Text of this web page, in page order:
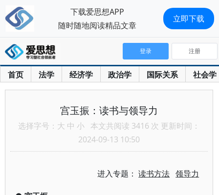
首页 法学 经济学 政治学 国际关系 社会学
登录 注册
宫玉振：读书与领导力
选择字号： 大 中 小 本文共阅读 3416 次 更新时间：
2024-09-13 10:50
进入专题：读书方法 领导力
下载爱思想APP
随时随地阅读精品文章
立即下载